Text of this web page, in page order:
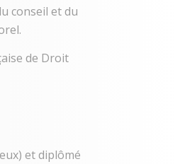
conseil et du
de Droit
et diplômé